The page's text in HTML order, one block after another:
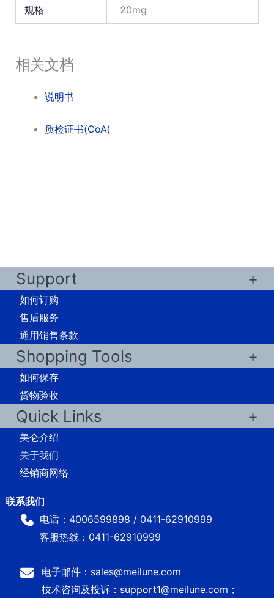
规格 20mg
相关文档
说明书
质检证书(CoA)
Support
如何订购
售后服务
通用销售条款
Shopping Tools
如何保存
货物验收
Quick Links
美仑介绍
关于我们
经销商网络
电话：4006599898 / 0411-62910999
客服热线：0411-62910999
电子邮件：sales@meilune.com
技术咨询及投诉：support1@meilune.com；